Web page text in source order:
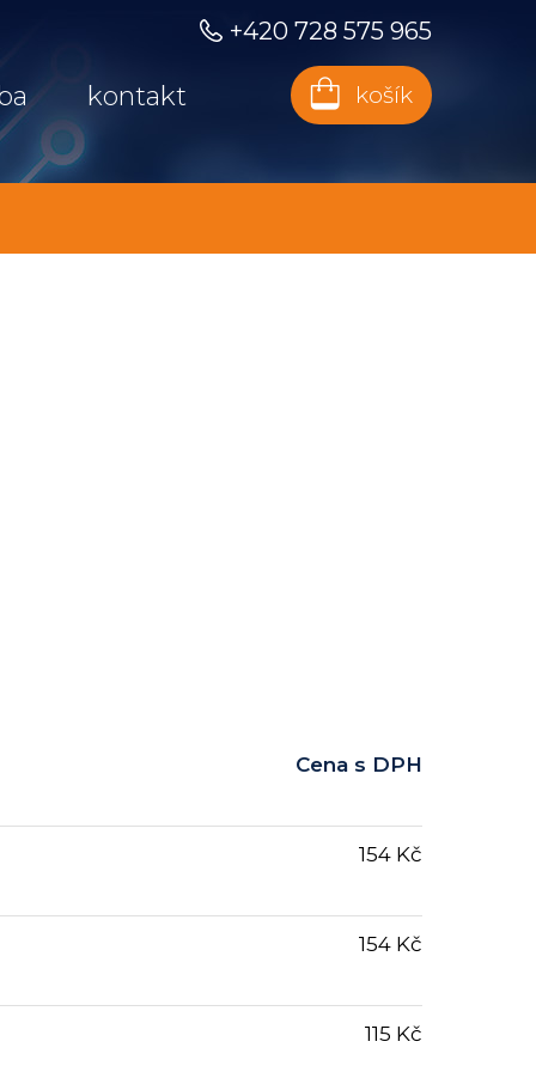
+420 728 575 965
košík
kontakt
Cena s DPH
154 Kč
154 Kč
115 Kč